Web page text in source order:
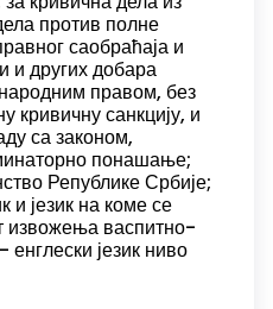
против полне
саобраћаја и
и других добара
правом, без
кривичну санкцију, и
са законом,
понашање;
Републике Србије;
и језик на коме се
извожења васпитно-
језик ниво